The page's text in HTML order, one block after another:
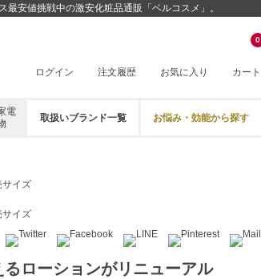
安値挑戦中の激安化粧品通販「ベルコスメ」。
ログイン 注文履歴 お気に入り カート
0
電
取扱いブランド一覧 お悩み・効能から探す
サイズ
サイズ
ローションがリニューアル